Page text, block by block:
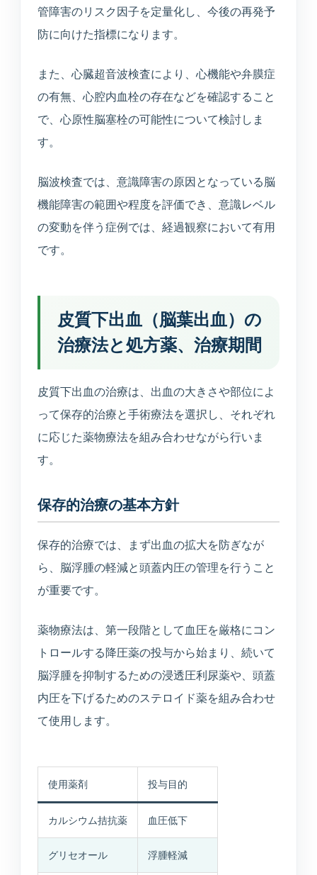
管障害のリスク因子を定量化し、今後の再発予
防に向けた指標になります。
また、心臓超音波検査により、心機能や弁膜症
の有無、心腔内血栓の存在などを確認すること
で、心原性脳塞栓の可能性について検討しま
す。
脳波検査では、意識障害の原因となっている脳
機能障害の範囲や程度を評価でき、意識レベル
の変動を伴う症例では、経過観察において有用
です。
皮質下出血（脳葉出血）の
治療法と処方薬、治療期間
皮質下出血の治療は、出血の大きさや部位によ
って保存的治療と手術療法を選択し、それぞれ
に応じた薬物療法を組み合わせながら行いま
す。
保存的治療の基本方針
保存的治療では、まず出血の拡大を防ぎなが
ら、脳浮腫の軽減と頭蓋内圧の管理を行うこと
が重要です。
薬物療法は、第一段階として血圧を厳格にコン
トロールする降圧薬の投与から始まり、続いて
脳浮腫を抑制するための浸透圧利尿薬や、頭蓋
内圧を下げるためのステロイド薬を組み合わせ
て使用します。
使用薬剤 投与目的
カルシウム拮抗薬 血圧低下
グリセオール 浮腫軽減